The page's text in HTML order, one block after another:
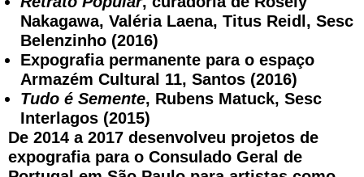
Nakagawa, Valéria Laena, Titus Reidl, Sesc
Belenzinho (2016)
Expografia permanente para o espaço
Armazém Cultural 11, Santos (2016)
Tudo é Semente, Rubens Matuck, Sesc
Interlagos (2015)
De 2014 a 2017 desenvolveu projetos de
expografia para o Consulado Geral de